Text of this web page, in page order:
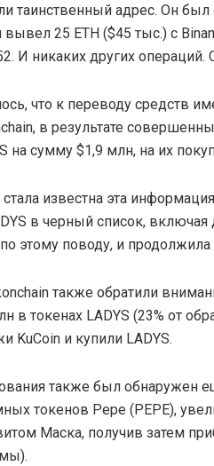
таинственный адрес. Он был
вывел 25 ETH ($45 тыс.) с
И никаких других операций.
что к переводу средств
в результате
на сумму $1,9 млн, на их
стала известна эта
в черный список,
этому поводу, и
также обратили
в токенах LADYS (23% от
KuCoin и купили LADYS.
также был обнаружен
токенов Pepe (PEPE),
Маска, получив затем